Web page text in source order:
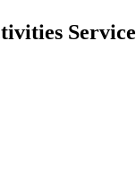
Service